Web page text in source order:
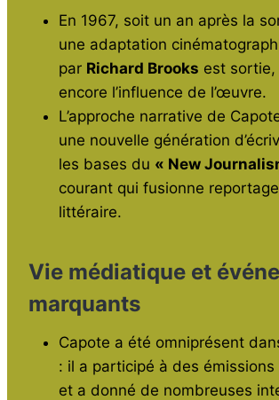
En 1967, soit un an après la
une adaptation
par Richard Brooks est
encore l’influence de l’œuvre.
L’approche narrative de
une nouvelle génération
les bases du « New
courant qui fusionne
littéraire.
Vie médiatique et
marquants
Capote a été omniprésent
: il a participé à des
et a donné de nombreuses